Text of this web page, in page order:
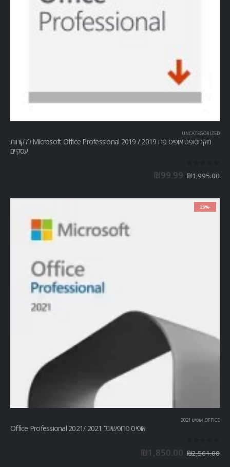
UNCATEGORIZED
מיקרוסופט אופיס פרו Microsoft Office Professional 2019 / 2019 ללקוחות
עסקיים
₪1,995.00
₪99.99
-28%
OFFICE
, אופיס 2021
אופיס פרופשיונל 2021 /Office Professional 2021
₪2,561.00
₪1,850.00